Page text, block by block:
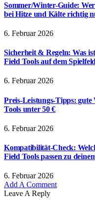
Sommer/Winter-Guide:
bei Hitze und Kälte richtig
6. Februar 2026
Sicherheit & Regeln: Was
Field Tools auf dem
6. Februar 2026
Preis-Leistungs-Tipps:
Tools unter 50 €
6. Februar 2026
Kompatibilität-Check:
Field Tools passen zu
6. Februar 2026
Add A Comment
Leave A Reply